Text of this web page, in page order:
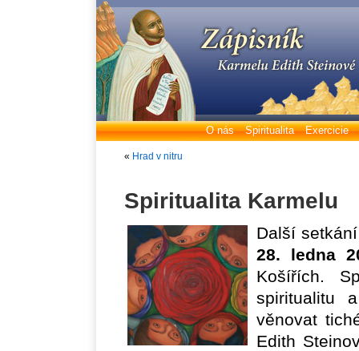
O nás Spiritualita Exercicie
« Hrad v nitru
Spiritualita Karmelu
Další
28. ledna
Košířích.
spiritualitu
věnovat
Edith